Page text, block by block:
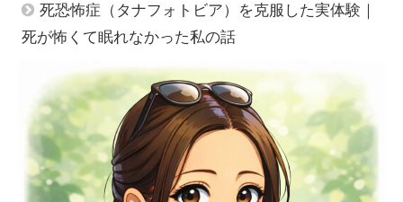
死恐怖症（タナフォトビア）を克服した実体験｜
死が怖くて眠れなかった私の話